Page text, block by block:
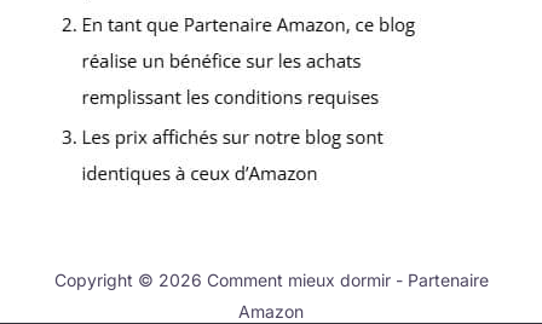
Copyright © 2026 Comment mieux dormir - Partenaire
Amazon